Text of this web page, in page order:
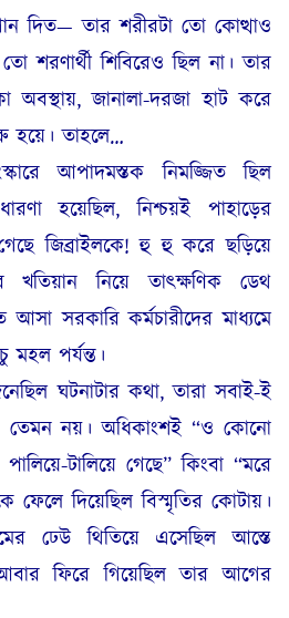
দিত— তার শরীরটা তো কোত্থাও
শরণার্থী শিবিরেও ছিল না। তার
অবস্থায়, জানালা-দরজা হাট করে
হয়ে। তাহলে…
আপাদমস্তক নিমজ্জিত ছিল
হয়েছিল, নিশ্চয়ই পাহাড়ের
জিব্রাইলকে! হু হু করে ছড়িয়ে
খতিয়ান নিয়ে তাৎক্ষণিক ডেথ
আসা সরকারি কর্মচারীদের মাধ্যমে
মহল পর্যন্ত।
ঘটনাটার কথা, তারা সবাই-ই
তেমন নয়। অধিকাংশই “ও কোনো
টালিয়ে গেছে” কিংবা “মরে
ফেলে দিয়েছিল বিস্মৃতির কোটায়।
ঢেউ থিতিয়ে এসেছিল আস্তে
ফিরে গিয়েছিল তার আগের